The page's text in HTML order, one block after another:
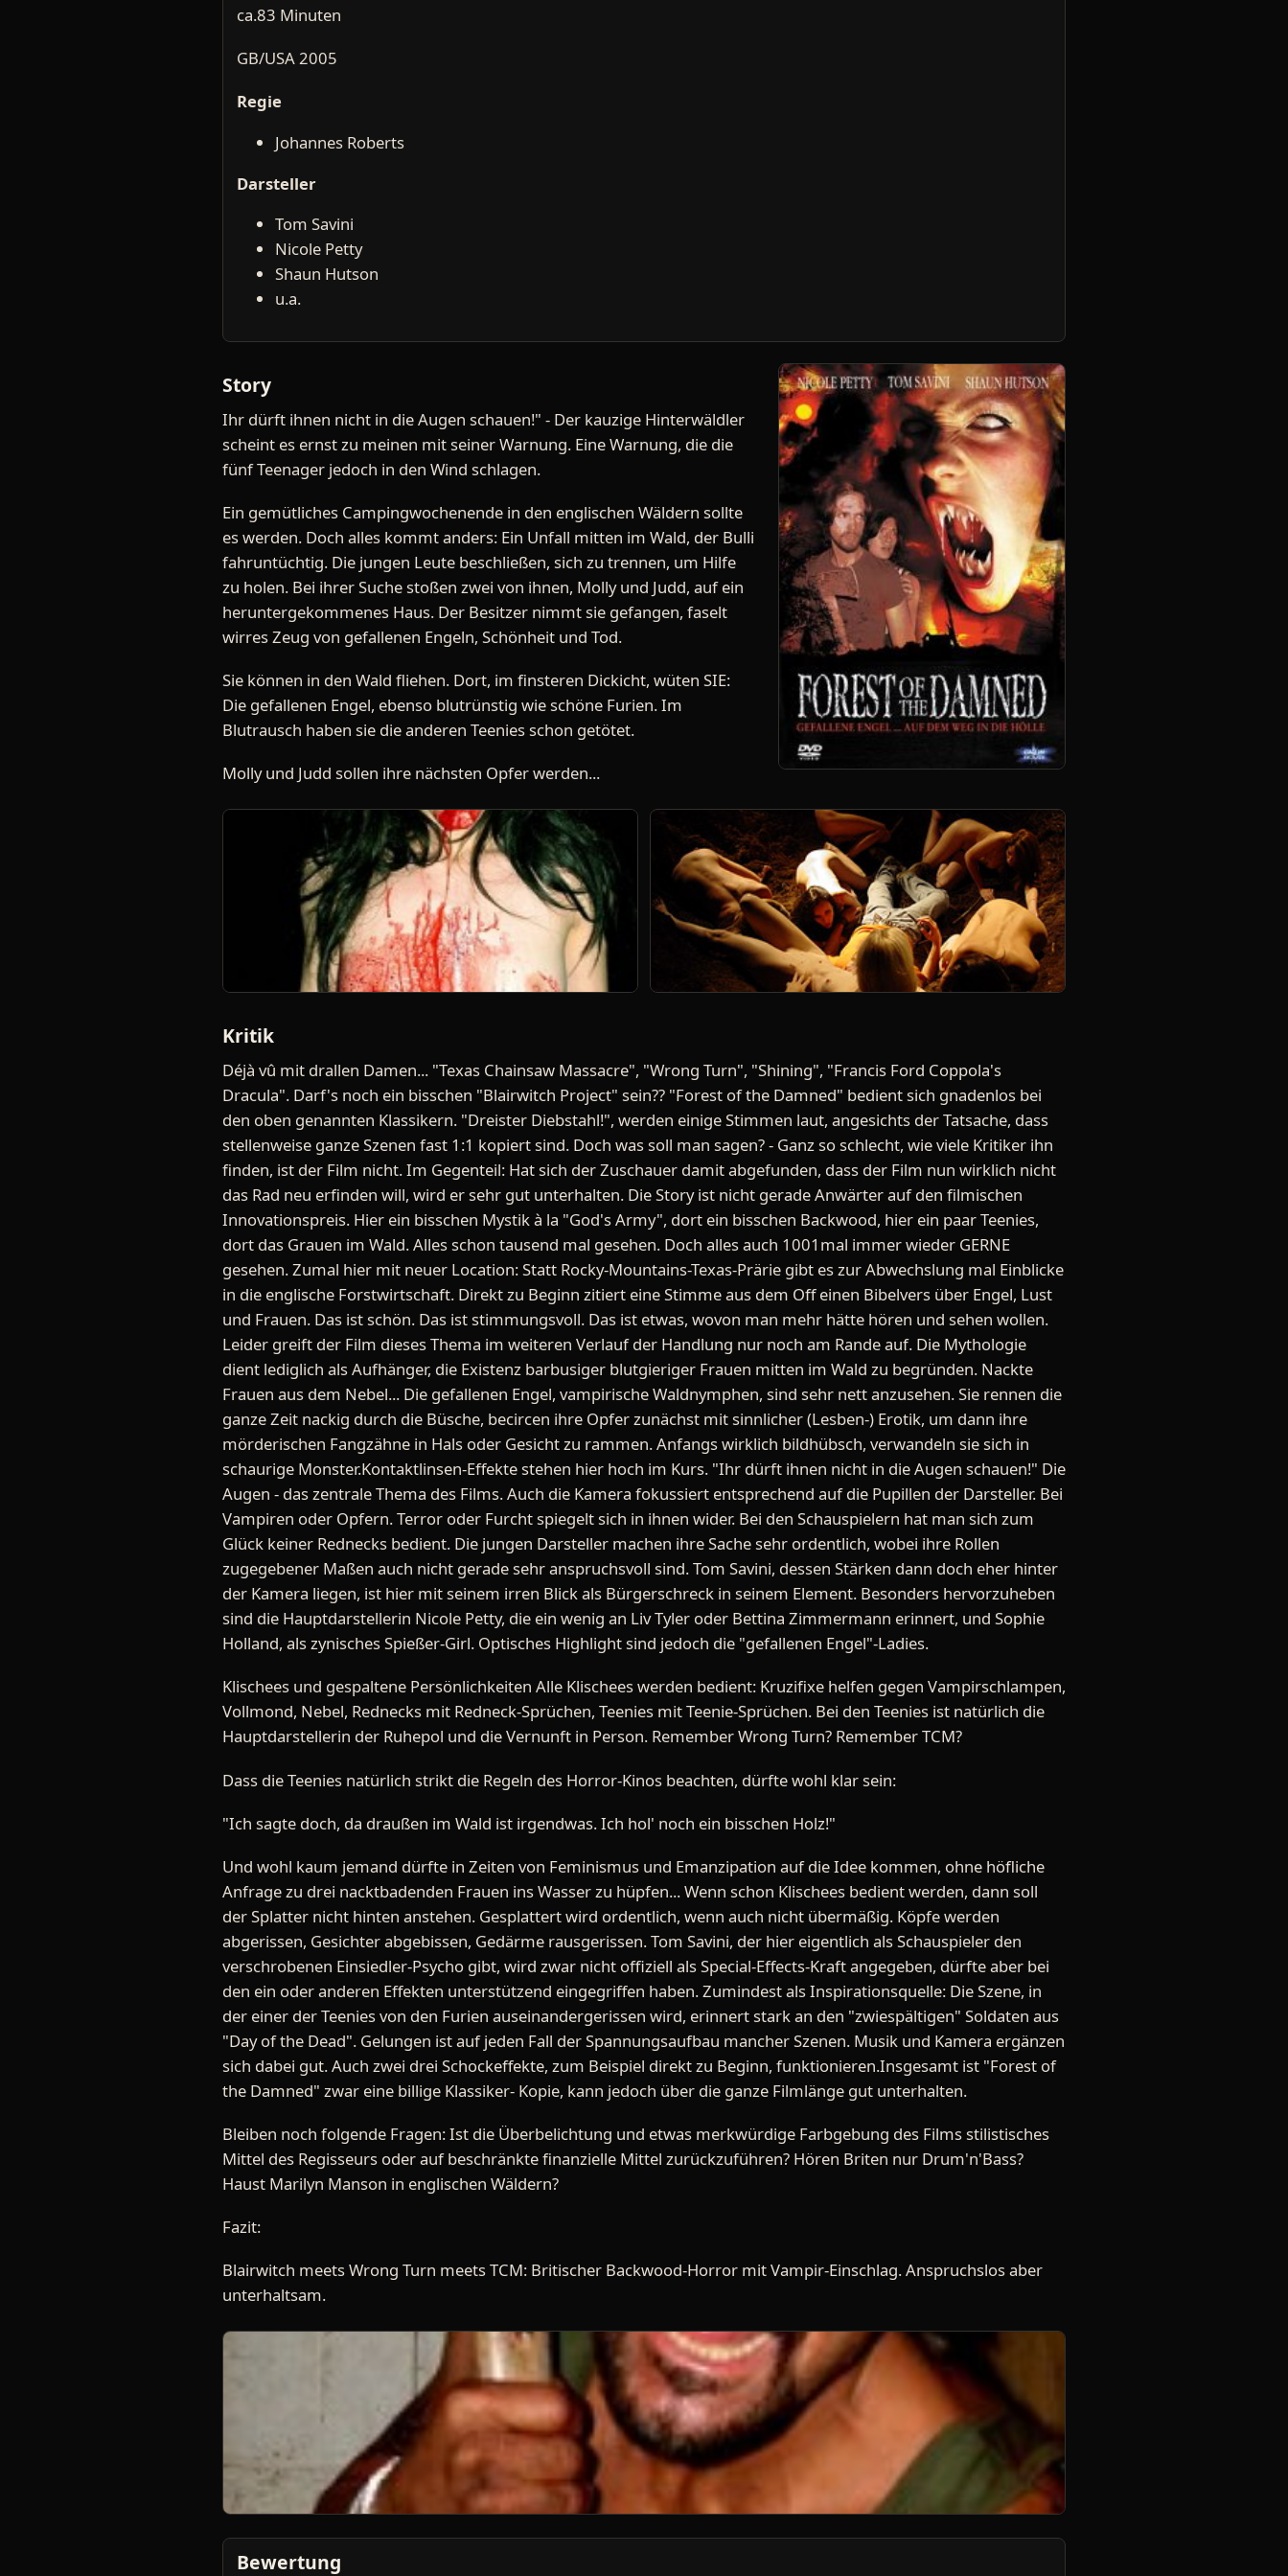
ca.83 Minuten
GB/USA 2005
Regie
Johannes Roberts
Darsteller
Tom Savini
Nicole Petty
Shaun Hutson
u.a.
Story
Ihr dürft ihnen nicht in die Augen schauen!" - Der kauzige Hinterwäldler
scheint es ernst zu meinen mit seiner Warnung. Eine Warnung, die die
fünf Teenager jedoch in den Wind schlagen.
Ein gemütliches Campingwochenende in den englischen Wäldern sollte
es werden. Doch alles kommt anders: Ein Unfall mitten im Wald, der Bulli
fahruntüchtig. Die jungen Leute beschließen, sich zu trennen, um Hilfe
zu holen. Bei ihrer Suche stoßen zwei von ihnen, Molly und Judd, auf ein
heruntergekommenes Haus. Der Besitzer nimmt sie gefangen, faselt
wirres Zeug von gefallenen Engeln, Schönheit und Tod.
Sie können in den Wald fliehen. Dort, im finsteren Dickicht, wüten SIE:
Die gefallenen Engel, ebenso blutrünstig wie schöne Furien. Im
Blutrausch haben sie die anderen Teenies schon getötet.
Molly und Judd sollen ihre nächsten Opfer werden...
Kritik
Déjà vû mit drallen Damen... "Texas Chainsaw Massacre", "Wrong Turn", "Shining", "Francis Ford Coppola's
Dracula". Darf's noch ein bisschen "Blairwitch Project" sein?? "Forest of the Damned" bedient sich gnadenlos bei
den oben genannten Klassikern. "Dreister Diebstahl!", werden einige Stimmen laut, angesichts der Tatsache, dass
stellenweise ganze Szenen fast 1:1 kopiert sind. Doch was soll man sagen? - Ganz so schlecht, wie viele Kritiker ihn
finden, ist der Film nicht. Im Gegenteil: Hat sich der Zuschauer damit abgefunden, dass der Film nun wirklich nicht
das Rad neu erfinden will, wird er sehr gut unterhalten. Die Story ist nicht gerade Anwärter auf den filmischen
Innovationspreis. Hier ein bisschen Mystik à la "God's Army", dort ein bisschen Backwood, hier ein paar Teenies,
dort das Grauen im Wald. Alles schon tausend mal gesehen. Doch alles auch 1001mal immer wieder GERNE
gesehen. Zumal hier mit neuer Location: Statt Rocky-Mountains-Texas-Prärie gibt es zur Abwechslung mal Einblicke
in die englische Forstwirtschaft. Direkt zu Beginn zitiert eine Stimme aus dem Off einen Bibelvers über Engel, Lust
und Frauen. Das ist schön. Das ist stimmungsvoll. Das ist etwas, wovon man mehr hätte hören und sehen wollen.
Leider greift der Film dieses Thema im weiteren Verlauf der Handlung nur noch am Rande auf. Die Mythologie
dient lediglich als Aufhänger, die Existenz barbusiger blutgieriger Frauen mitten im Wald zu begründen. Nackte
Frauen aus dem Nebel... Die gefallenen Engel, vampirische Waldnymphen, sind sehr nett anzusehen. Sie rennen die
ganze Zeit nackig durch die Büsche, becircen ihre Opfer zunächst mit sinnlicher (Lesben-) Erotik, um dann ihre
mörderischen Fangzähne in Hals oder Gesicht zu rammen. Anfangs wirklich bildhübsch, verwandeln sie sich in
schaurige Monster.Kontaktlinsen-Effekte stehen hier hoch im Kurs. "Ihr dürft ihnen nicht in die Augen schauen!" Die
Augen - das zentrale Thema des Films. Auch die Kamera fokussiert entsprechend auf die Pupillen der Darsteller. Bei
Vampiren oder Opfern. Terror oder Furcht spiegelt sich in ihnen wider. Bei den Schauspielern hat man sich zum
Glück keiner Rednecks bedient. Die jungen Darsteller machen ihre Sache sehr ordentlich, wobei ihre Rollen
zugegebener Maßen auch nicht gerade sehr anspruchsvoll sind. Tom Savini, dessen Stärken dann doch eher hinter
der Kamera liegen, ist hier mit seinem irren Blick als Bürgerschreck in seinem Element. Besonders hervorzuheben
sind die Hauptdarstellerin Nicole Petty, die ein wenig an Liv Tyler oder Bettina Zimmermann erinnert, und Sophie
Holland, als zynisches Spießer-Girl. Optisches Highlight sind jedoch die "gefallenen Engel"-Ladies.
Klischees und gespaltene Persönlichkeiten Alle Klischees werden bedient: Kruzifixe helfen gegen Vampirschlampen,
Vollmond, Nebel, Rednecks mit Redneck-Sprüchen, Teenies mit Teenie-Sprüchen. Bei den Teenies ist natürlich die
Hauptdarstellerin der Ruhepol und die Vernunft in Person. Remember Wrong Turn? Remember TCM?
Dass die Teenies natürlich strikt die Regeln des Horror-Kinos beachten, dürfte wohl klar sein:
"Ich sagte doch, da draußen im Wald ist irgendwas. Ich hol' noch ein bisschen Holz!"
Und wohl kaum jemand dürfte in Zeiten von Feminismus und Emanzipation auf die Idee kommen, ohne höfliche
Anfrage zu drei nacktbadenden Frauen ins Wasser zu hüpfen... Wenn schon Klischees bedient werden, dann soll
der Splatter nicht hinten anstehen. Gesplattert wird ordentlich, wenn auch nicht übermäßig. Köpfe werden
abgerissen, Gesichter abgebissen, Gedärme rausgerissen. Tom Savini, der hier eigentlich als Schauspieler den
verschrobenen Einsiedler-Psycho gibt, wird zwar nicht offiziell als Special-Effects-Kraft angegeben, dürfte aber bei
den ein oder anderen Effekten unterstützend eingegriffen haben. Zumindest als Inspirationsquelle: Die Szene, in
der einer der Teenies von den Furien auseinandergerissen wird, erinnert stark an den "zwiespältigen" Soldaten aus
"Day of the Dead". Gelungen ist auf jeden Fall der Spannungsaufbau mancher Szenen. Musik und Kamera ergänzen
sich dabei gut. Auch zwei drei Schockeffekte, zum Beispiel direkt zu Beginn, funktionieren.Insgesamt ist "Forest of
the Damned" zwar eine billige Klassiker- Kopie, kann jedoch über die ganze Filmlänge gut unterhalten.
Bleiben noch folgende Fragen: Ist die Überbelichtung und etwas merkwürdige Farbgebung des Films stilistisches
Mittel des Regisseurs oder auf beschränkte finanzielle Mittel zurückzuführen? Hören Briten nur Drum'n'Bass?
Haust Marilyn Manson in englischen Wäldern?
Fazit:
Blairwitch meets Wrong Turn meets TCM: Britischer Backwood-Horror mit Vampir-Einschlag. Anspruchslos aber
unterhaltsam.
Bewertung